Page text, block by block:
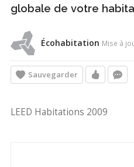
globale de votre
Écohabitation Mise à
Sauvegarder
LEED Habitations 2009